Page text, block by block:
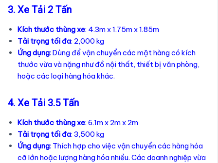
3. Xe Tải 2 Tấn
Kích thước thùng xe: 4.3m x 1.75m x 1.85m
Tải trọng tối đa: 2,000 kg
Ứng dụng: Dùng để vận chuyển các mặt hàng có kích
thước vừa và nặng như đồ nội thất, thiết bị văn phòng,
hoặc các loại hàng hóa khác.
4. Xe Tải 3.5 Tấn
Kích thước thùng xe: 6.1m x 2m x 2m
Tải trọng tối đa: 3,500 kg
Ứng dụng: Thích hợp cho việc vận chuyển các hàng hóa
cỡ lớn hoặc lượng hàng hóa nhiều. Các doanh nghiệp vừa